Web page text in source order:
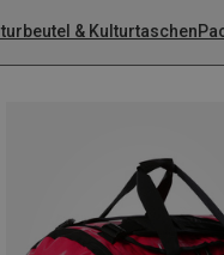
& Kulturtaschen